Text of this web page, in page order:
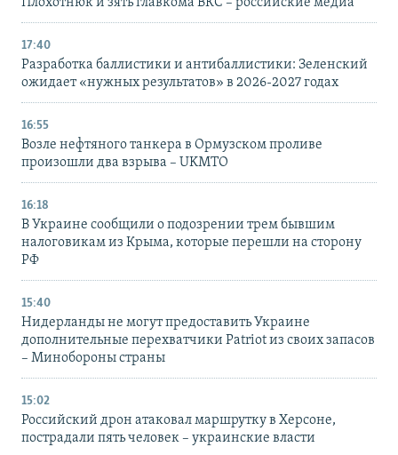
17:40
Разработка баллистики и антибаллистики: Зеленский
ожидает «нужных результатов» в 2026-2027 годах
16:55
Возле нефтяного танкера в Ормузском проливе
произошли два взрыва – UKMTO
16:18
В Украине сообщили о подозрении трем бывшим
налоговикам из Крыма, которые перешли на сторону
РФ
15:40
Нидерланды не могут предоставить Украине
дополнительные перехватчики Patriot из своих запасов
– Минобороны страны
15:02
Российский дрон атаковал маршрутку в Херсоне,
пострадали пять человек – украинские власти